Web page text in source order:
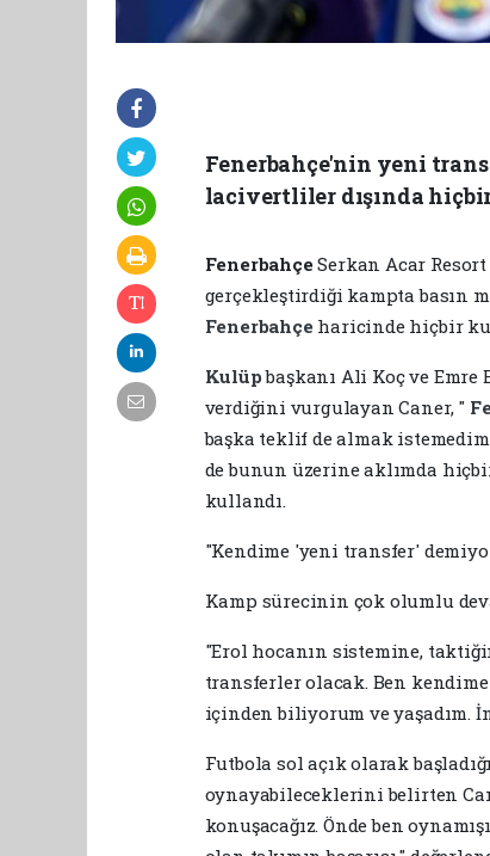
Fenerbahçe'nin yeni
lacivertliler dışında
FenerbahçeSerkan Acar
gerçekleştirdiği kampta basın
Fenerbahçe haricinde hiçbir
Kulüpbaşkanı Ali Koç ve
verdiğini vurgulayan Caner, "
başka teklif de almak
de bunun üzerine aklımda
kullandı.
"Kendime 'yeni transfer'
Kamp sürecinin çok olumlu
"Erol hocanın sistemine,
transferler olacak. Ben
içinden biliyorum ve yaşadım.
Futbola sol açık olarak
oynayabileceklerini belirten
konuşacağız. Önde ben